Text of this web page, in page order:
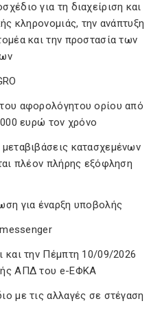
για τη διαχείριση και
κληρονομιάς, την ανάπτυξη
και την προστασία των
αφορολόγητου ορίου από
ευρώ τον χρόνο
κατασχεμένων
πλέον πλήρης εξόφληση
για έναρξη υποβολής
την Πέμπτη 10/09/2026
ΑΠΔ του e-ΕΦΚΑ
με τις αλλαγές σε στέγαση